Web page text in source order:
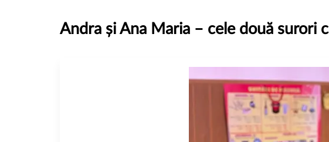
Andra și Ana Maria – cele două surori